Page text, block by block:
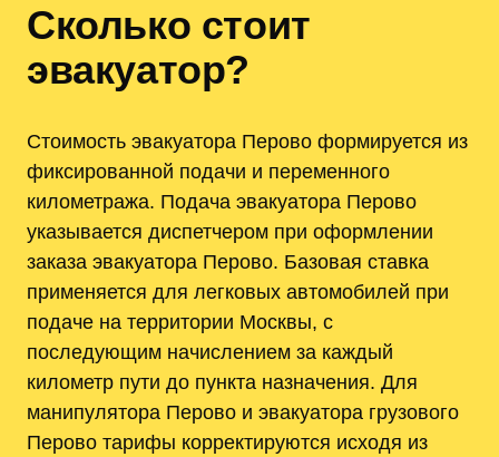
Сколько стоит
эвакуатор?
Стоимость эвакуатора Перово формируется из
фиксированной подачи и переменного
километража. Подача эвакуатора Перово
указывается диспетчером при оформлении
заказа эвакуатора Перово. Базовая ставка
применяется для легковых автомобилей при
подаче на территории Москвы, с
последующим начислением за каждый
километр пути до пункта назначения. Для
манипулятора Перово и эвакуатора грузового
Перово тарифы корректируются исходя из